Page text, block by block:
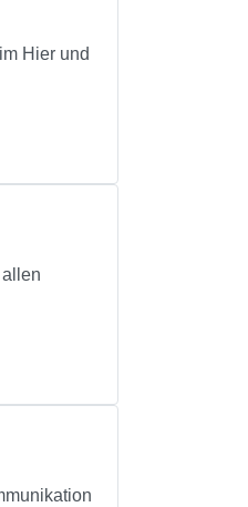
Hier und